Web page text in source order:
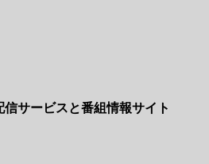
サービスと番組情報サイト